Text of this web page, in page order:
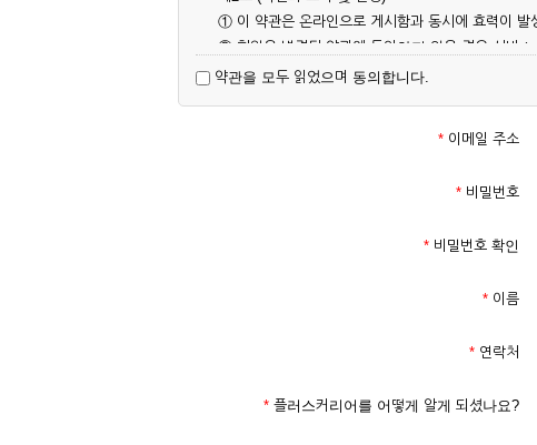
① 이 약관은 온라인으로 게시함과 동시에 효력이 발
② 회원은 변경된 약관에 동의하지 않을 경우 서비
대해 동의한 것으로 간주됩니다.
제3조 (약관의 외 준칙)
이 약관에 명시되지 않은 사항은 회사의 공지, 이용
① 서비스 이용계약은 서비스 이용 희망자가 본 약
② 회원가입시 입력한 ID는 변경할 수 없으며, 회원
③ 회사는 아래의 각 호에 해당하는 이용자에 대하
2. 개인정보를 허위로 기재하여 신청할 경우
약관을 모두 읽었으며 동의합니다.
* 이메일 주소
* 비밀번호
* 비밀번호 확인
* 이름
* 연락처
* 플러스커리어를 어떻게 알게 되셨나요?